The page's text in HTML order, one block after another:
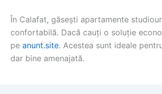
În Calafat, găsești apartamente
confortabilă. Dacă cauți o soluție
pe anunt.site. Acestea sunt ideale
dar bine amenajată.